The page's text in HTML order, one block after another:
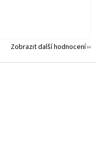
5 hvězdiček.
Zobrazit další hodnocení